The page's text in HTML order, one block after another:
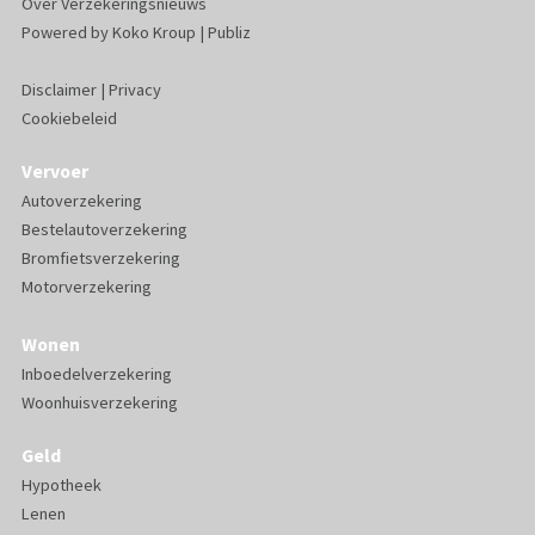
Powered byKoko Kroup | Publiz
Disclaimer| Privacy
Cookiebeleid
Vervoer
Autoverzekering
Bestelautoverzekering
Bromfietsverzekering
Motorverzekering
Wonen
Inboedelverzekering
Woonhuisverzekering
Geld
Hypotheek
Lenen